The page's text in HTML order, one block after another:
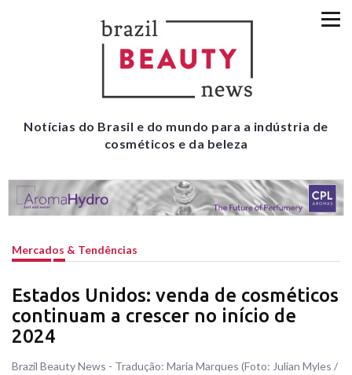
Notícias do Brasil e do mundo para a indústria de
cosméticos e da beleza
Mercados & Tendências
Estados Unidos: venda de cosméticos
continuam a crescer no início de
2024
Brazil Beauty News - Tradução: Maria Marques (Foto: Julian Myles /